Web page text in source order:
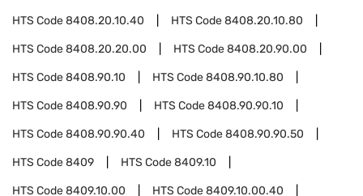
HTS Code8408.20.10.40 HTS Code8408.20.10.80
HTS Code8408.20.20.00 HTS Code8408.20.90.00
HTS Code8408.90.10 HTS Code8408.90.10.80
HTS Code8408.90.90 HTS Code8408.90.90.10
HTS Code8408.90.90.40 HTS Code8408.90.90.50
HTS Code8409 HTS Code8409.10
HTS Code8409.10.00 HTS Code8409.10.00.40